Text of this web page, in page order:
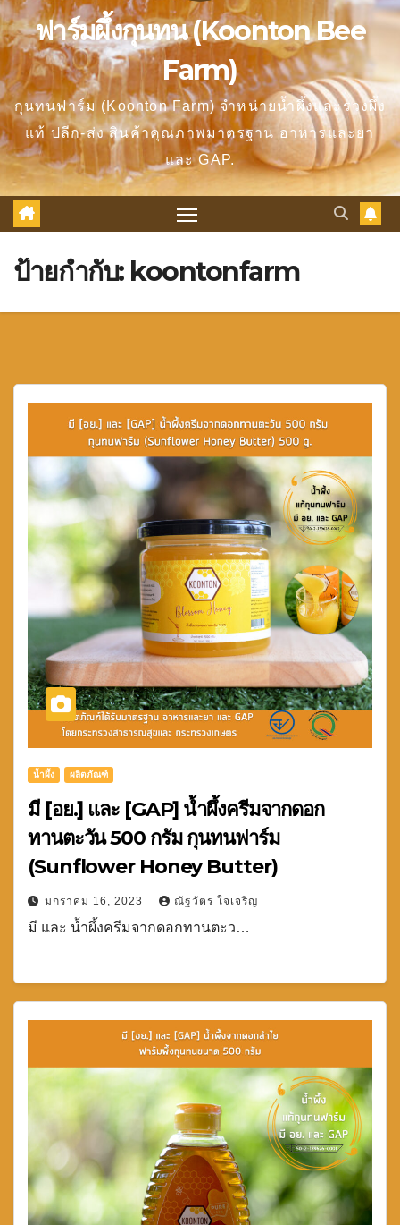
ฟาร์มผึ้งกุนทน (Koonton Bee
Farm)
กุนทนฟาร์ม (Koonton Farm) จำหน่ายน้ำผึ้งและรวงผึ้ง
แท้ ปลีก-ส่ง สินค้าคุณภาพมาตรฐาน อาหารและยา
และ GAP.
ป้ายกำกับ: koontonfarm
น้ำผึ้ง ผลิตภัณฑ์
มี [อย.] และ [GAP] น้ำผึ้งครีมจากดอก
ทานตะวัน 500 กรัม กุนทนฟาร์ม
(Sunflower Honey Butter)
มกราคม 16, 2023 ณัฐวัตร ใจเจริญ
มี และ น้ำผึ้งครีมจากดอกทานตะว…